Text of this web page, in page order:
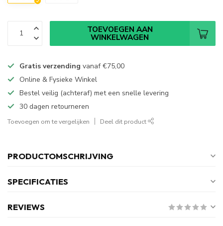
TOEVOEGEN AAN
WINKELWAGEN
Gratis verzending vanaf€75,00
Online & Fysieke Winkel
Bestel veilig (achteraf) met een snelle levering
30 dagen retourneren
Toevoegen om te vergelijken Deel dit product
PRODUCTOMSCHRIJVING
SPECIFICATIES
REVIEWS